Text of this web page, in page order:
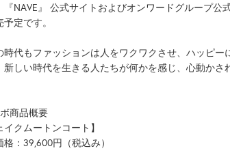
『NAVE』 公式サイトおよびオンワードグループ
予定です。
時代もファッションは人をワクワクさせ、ハッピ
新しい時代を生きる人たちが何かを感じ、心動かさ
商品概要
イクムートンコート】
格：39,600円（税込み）